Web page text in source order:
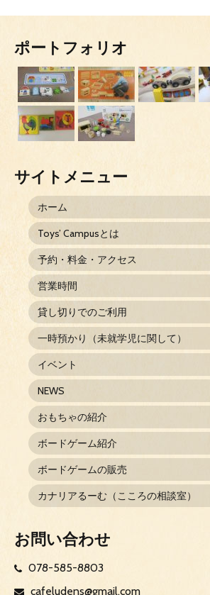
ポートフォリオ
サイトメニュー
ホーム
Toys’ Campusとは
予約・料金・アクセス
営業時間
貸し切りでのご利用
一時預かり（未就学児に関して）
イベント
NEWS
おもちゃの紹介
ボードゲーム紹介
ボードゲームの販売
カナリアるーむ（こころの相談室）
お問い合わせ
078-585-8803
cafeludens@gmail.com